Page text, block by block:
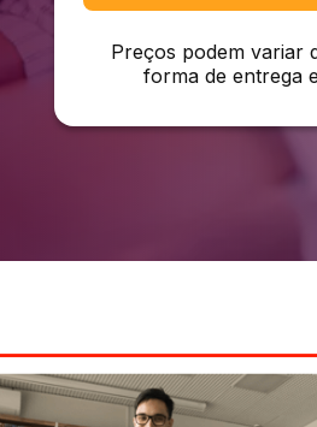
Preços podem variar
forma de entrega